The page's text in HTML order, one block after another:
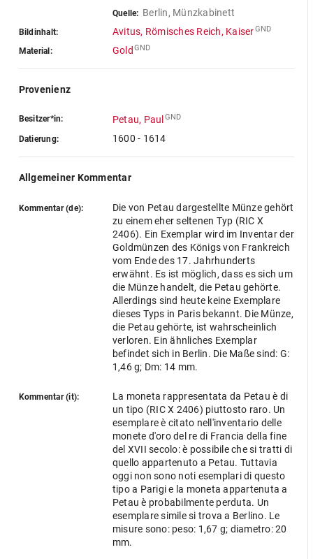
Quelle: Berlin, Münzkabinett
Bildinhalt: Avitus, Römisches Reich, KaiserGND
Material: Gold GND
Provenienz
Besitzer*in: Petau, Paul GND
Datierung: 1600 - 1614
Allgemeiner Kommentar
Kommentar (de):
Die von Petau dargestellte Münze gehört
zu einem eher seltenen Typ (RIC X
2406). Ein Exemplar wird im Inventar der
Goldmünzen des Königs von Frankreich
vom Ende des 17. Jahrhunderts
erwähnt. Es ist möglich, dass es sich um
die Münze handelt, die Petau gehörte.
Allerdings sind heute keine Exemplare
dieses Typs in Paris bekannt. Die Münze,
die Petau gehörte, ist wahrscheinlich
verloren. Ein ähnliches Exemplar
befindet sich in Berlin. Die Maße sind: G:
1,46 g; Dm: 14 mm.
Kommentar (it):
La moneta rappresentata da Petau è di
un tipo (RIC X 2406) piuttosto raro. Un
esemplare è citato nell'inventario delle
monete d'oro del re di Francia della fine
del XVII secolo: è possibile che si tratti di
quello appartenuto a Petau. Tuttavia
oggi non sono noti esemplari di questo
tipo a Parigi e la moneta appartenuta a
Petau è probabilmente perduta. Un
esemplare simile si trova a Berlino. Le
misure sono: peso: 1,67 g; diametro: 20
mm.